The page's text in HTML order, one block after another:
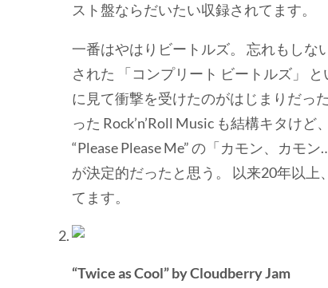
スト盤ならだいたい収録されてます。
一番はやはりビートルズ。 忘れもしな
された 「コンプリート ビートルズ」
に見て衝撃を受けたのがはじまりだっ
った Rock’n’Roll Music も結構キタけ
“Please Please Me” の「カモン、カモ
が決定的だったと思う。 以来20年以上
てます。
“Twice as Cool” by Cloudberry Jam